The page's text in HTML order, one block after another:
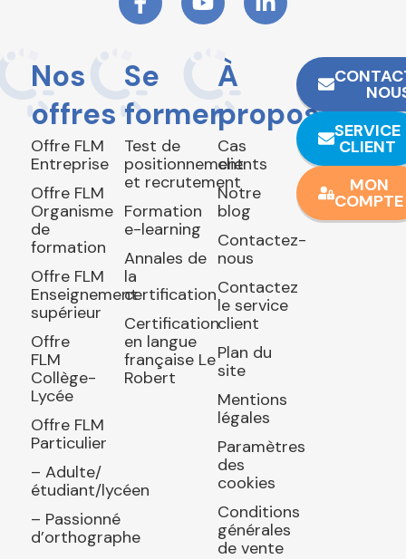
Nos
offres
Offre FLM
Entreprise
Offre FLM
Organisme
de
formation
Offre FLM
Enseignement
supérieur
Offre
FLM
Collège-
Lycée
Offre FLM
Particulier
– Adulte/
étudiant/lycéen
– Passionné
d’orthographe
Se
former
Test de
positionnement
et recrutement
Formation
e-learning
Annales de
la
certification
Certification
en langue
française Le
Robert
À
propos
Cas
clients
Notre
blog
Contactez-
nous
Contactez
le service
client
Plan du
site
Mentions
légales
Paramètres
des
cookies
Conditions
générales
de vente
SERVICE
CLIENT
MON
COMPTE